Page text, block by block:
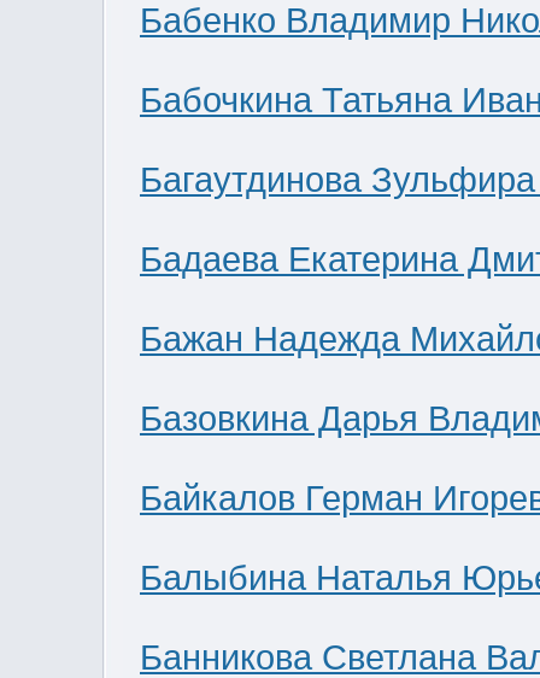
Бабенко Владимир
Бабочкина Татьяна
Багаутдинова
Бадаева Екатерина
Бажан Надежда
Базовкина Дарья
Байкалов Герман
Балыбина Наталья
Банникова Светлана